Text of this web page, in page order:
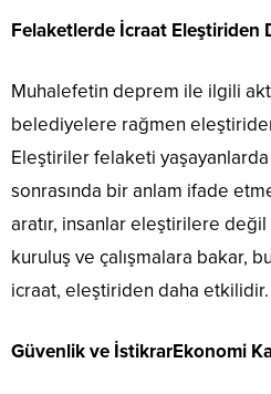
Felaketlerde İcraat Eleştiriden
Muhalefetin deprem ile ilgili
belediyelere rağmen
Eleştiriler felaketi
sonrasında bir anlam ifade
aratır, insanlar eleştirilere değil
kuruluş ve çalışmalara bakar,
icraat, eleştiriden daha etkilidir.
Güvenlik ve İstikrarEkonomi